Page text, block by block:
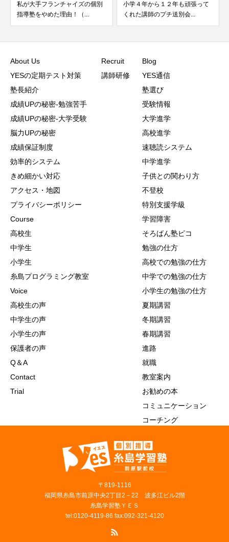
私が大手フランチャイズの個別
指導塾をやめた理由！（...
小学４年から１２年も頑張って
くれた講師のプチ送別会...
About Us
YESの定期テスト対策
塾長紹介
成績UPの秘密-勉強苦手
成績UPの秘密-大学受験
脳力UPの秘密
成績保証制度
効率的システム
きめ細かい対応
アクセス・地図
プライバシーポリシー
Course
高校生
中学生
小学生
糸島プログラミング教室
Voice
高校生の声
中学生の声
小学生の声
保護者の声
Q＆A
Contact
Trial
Recruit
講師研修
Blog
YES通信
塾選び
受験情報
大学進学
高校進学
速聴読システム
中学進学
子供との関わり方
不登校
特別支援学級
学習障害
そろばん塾ピコ
勉強の仕方
高校での勉強の仕方
中学での勉強の仕方
小学生の勉強の仕方
夏期講習
冬期講習
春期講習
進路
就職
教室案内
お勧めの本
コミュニケーション
コーチング
〒819‐1116
福岡県糸島市前原中央2丁目2－22 波多江ビル2階
糸島学習塾ＹＥＳ
tel:0120-4119-86 fax:092-321-4120